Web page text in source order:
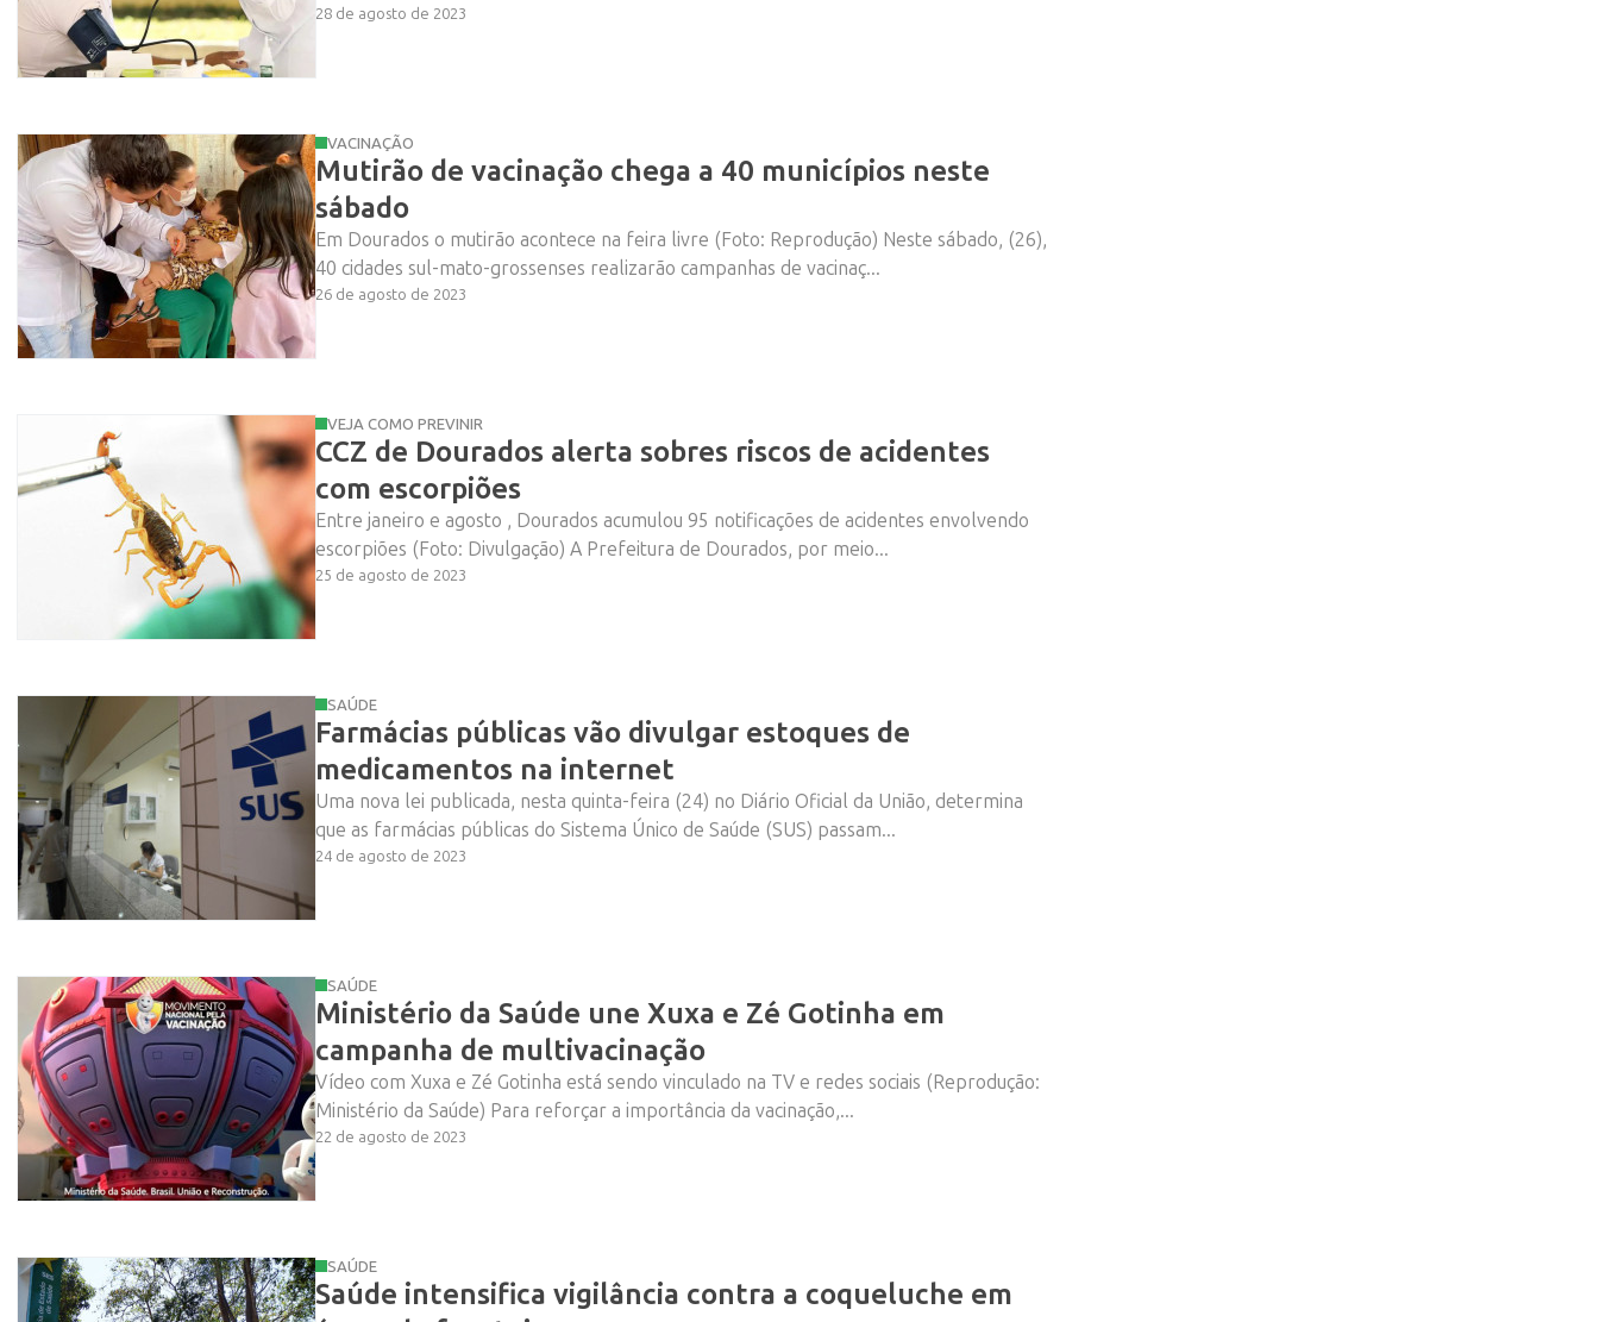
28 de agosto de 2023
VACINAÇÃO
Mutirão de vacinação chega a 40 municípios neste
sábado
Em Dourados o mutirão acontece na feira livre (Foto: Reprodução) Neste sábado, (26),
40 cidades sul-mato-grossenses realizarão campanhas de vacinaç...
26 de agosto de 2023
VEJA COMO PREVINIR
CCZ de Dourados alerta sobres riscos de acidentes
com escorpiões
Entre janeiro e agosto , Dourados acumulou 95 notificações de acidentes envolvendo
escorpiões (Foto: Divulgação) A Prefeitura de Dourados, por meio...
25 de agosto de 2023
SAÚDE
Farmácias públicas vão divulgar estoques de
medicamentos na internet
Uma nova lei publicada, nesta quinta-feira (24) no Diário Oficial da União, determina
que as farmácias públicas do Sistema Único de Saúde (SUS) passam...
24 de agosto de 2023
SAÚDE
Ministério da Saúde une Xuxa e Zé Gotinha em
campanha de multivacinação
Vídeo com Xuxa e Zé Gotinha está sendo vinculado na TV e redes sociais (Reprodução:
Ministério da Saúde) Para reforçar a importância da vacinação,...
22 de agosto de 2023
SAÚDE
Saúde intensifica vigilância contra a coqueluche em